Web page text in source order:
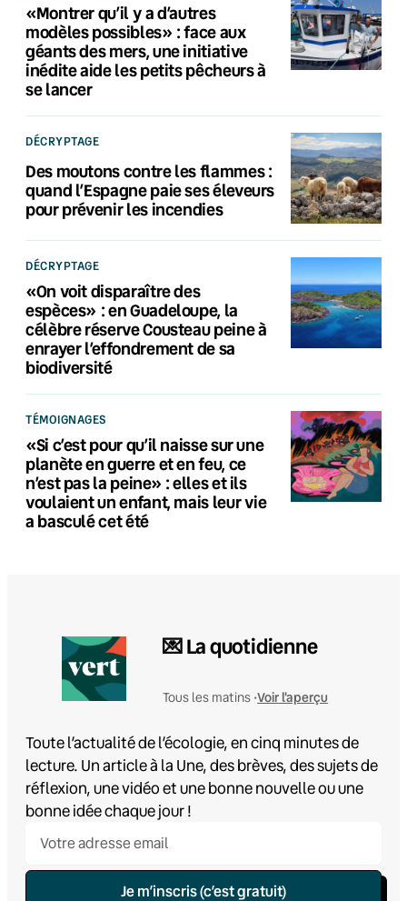
«Montrer qu’il y a d’autres
modèles possibles» : face aux
géants des mers, une initiative
inédite aide les petits pêcheurs à
se lancer
DÉCRYPTAGE
Des moutons contre les flammes :
quand l’Espagne paie ses éleveurs
pour prévenir les incendies
DÉCRYPTAGE
«On voit disparaître des
espèces» : en Guadeloupe, la
célèbre réserve Cousteau peine à
enrayer l’effondrement de sa
biodiversité
TÉMOIGNAGES
«Si c’est pour qu’il naisse sur une
planète en guerre et en feu, ce
n’est pas la peine» : elles et ils
voulaient un enfant, mais leur vie
a basculé cet été
💌 La quotidienne
Tous les matins •Voir l'aperçu
Toute l’actualité de l’écologie, en cinq minutes de
lecture. Un article à la Une, des brèves, des sujets de
réflexion, une vidéo et une bonne nouvelle ou une
bonne idée chaque jour !
Je m’inscris (c’est gratuit)